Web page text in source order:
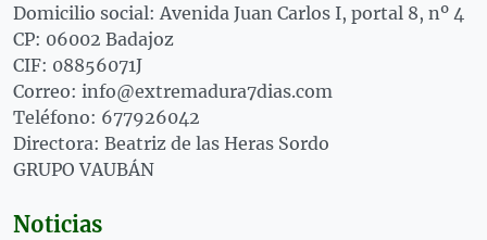
Domicilio social: Avenida Juan Carlos I, portal 8, nº 4
CP: 06002 Badajoz
CIF: 08856071J
Correo: info@extremadura7dias.com
Teléfono: 677926042
Directora: Beatriz de las Heras Sordo
GRUPO VAUBÁN
Noticias